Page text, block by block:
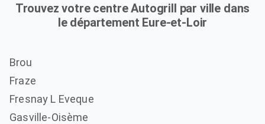
Trouvez votre centre Autogrill par ville dans
le département Eure-et-Loir
Brou
Fraze
Fresnay L Eveque
Gasville-Oisème